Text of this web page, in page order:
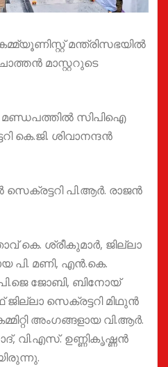
മന്ത്രിസഭയിൽ
മാസ്റ്ററുടെ
മണ്ഡപത്തിൽ സിപിഐ
കെ.ജി. ശിവാനന്ദൻ
സെക്രട്ടറി പി.ആർ. രാജൻ
കെ. ശ്രീകുമാർ, ജില്ലാ
മണി, എൻ.കെ.
ജോബി, ബിനോയ്
സെക്രട്ടറി മിഥുൻ
അംഗങ്ങളായ വി.ആർ.
വി.എസ്. ഉണ്ണികൃഷ്ണൻ